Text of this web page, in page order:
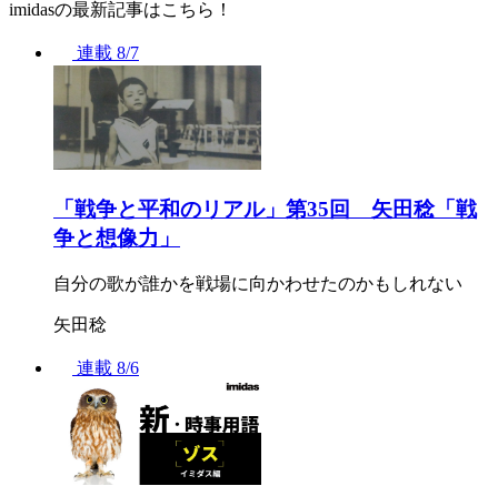
imidasの最新記事はこちら！
連載 8/7
「戦争と平和のリアル」第35回 矢田稔「戦
争と想像力」
自分の歌が誰かを戦場に向かわせたのかもしれない
矢田稔
連載 8/6